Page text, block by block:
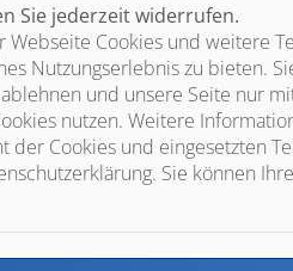
Tool öffnen, um die für dieses
Cookies zu akzeptieren.
Sie jederzeit widerrufen.
Cookies und weitere
Nutzungserlebnis zu bieten.
und unsere Seite nur
nutzen. Weitere
der Cookies und eingesetzten
Sie können